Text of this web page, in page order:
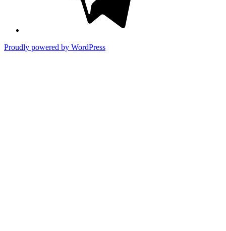
Proudly powered by WordPress